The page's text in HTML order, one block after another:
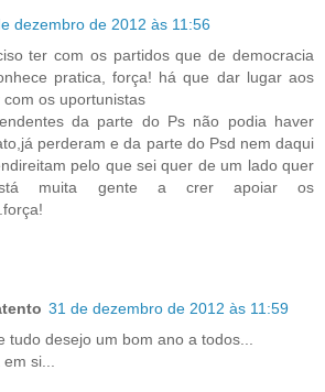
dezembro de 2012 às 11:56
ter com os partidos que de democracia
pratica, força! há que dar lugar aos
os uportunistas
da parte do Ps não podia haver
perderam e da parte do Psd nem daqui
pelo que sei quer de um lado quer
muita gente a crer apoiar os
31 de dezembro de 2012 às 11:59
tudo desejo um bom ano a todos...
em si...